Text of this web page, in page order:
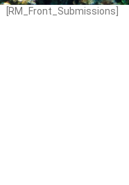
[RM_Front_Submissions]